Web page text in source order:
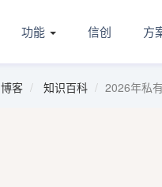
功能 信创 方
博客 知识百科 2026年私